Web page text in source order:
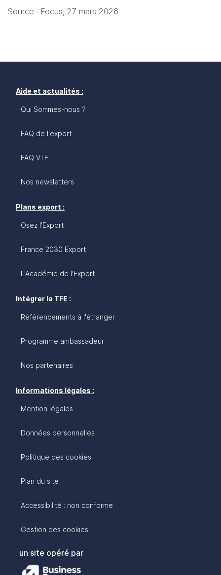
Source : Focus, 27 mars 2026
Aide et actualités :
Qui Sommes-nous ?
FAQ de l'export
FAQ V.I.E
Nos newsletters
Plans export :
Osez l'Export
France 2030 Export
L'Académie de l'Export
Intégrer la TFE :
Référencements à l'étranger
Programme ambassadeur
Nos partenaires
Informations légales :
Mention légales
Données personnelles
Politique des cookies
Plan du site
Accessibilité : non conforme
Gestion des cookies
un site opéré par